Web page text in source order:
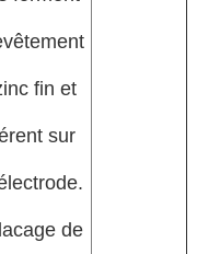
fin et
sur
de